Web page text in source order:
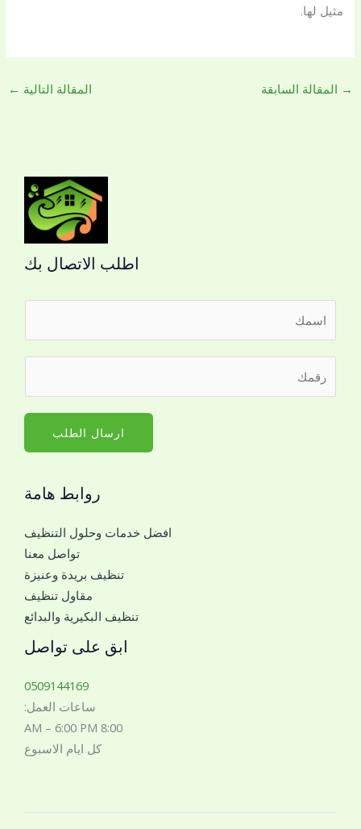
مثيل لها.
→ المقالة السابقة المقالة التالية ←
اطلب الاتصال بك
م
ارسال الطلب
روابط هامة
افضل خدمات وحلول التنظيف
تواصل معنا
تنظيف بريدة وعنيزة
مقاول تنظيف
تنظيف البكيرية والبدائع
ابق على تواصل
0509144169
ساعات العمل:
8:00 AM – 6:00 PM
كل ايام الاسبوع